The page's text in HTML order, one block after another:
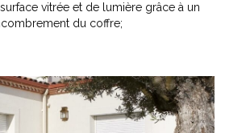
vitrée et de lumière grâce à un
du coffre;